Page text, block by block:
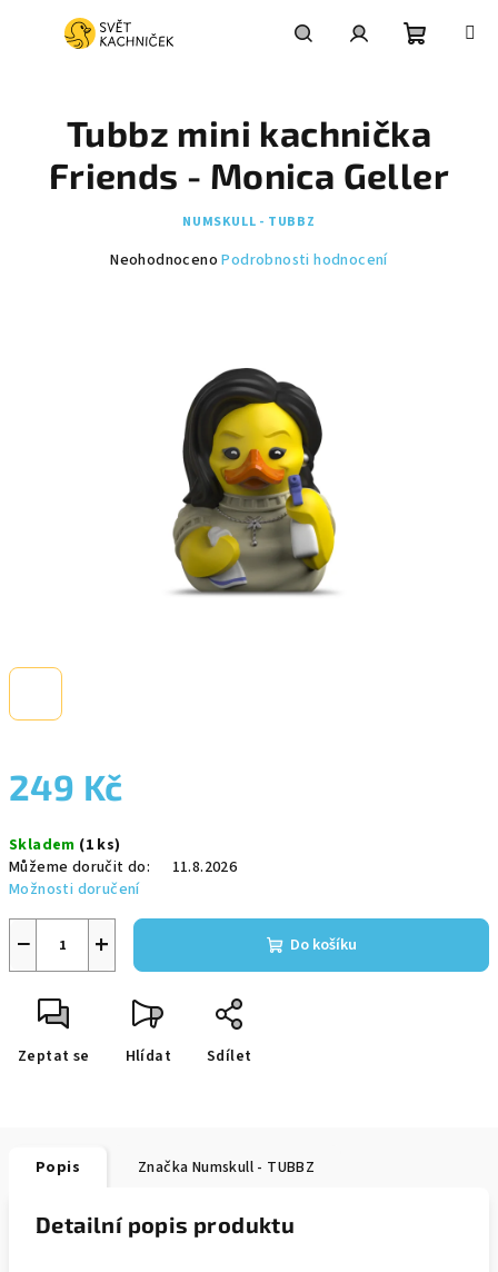
košík
249 Kč
cena:
Skladem (1 ks)
Můžeme doručit do:
11.8.2026
Možnosti doručení
+
− Do košíku
Zeptat se Hlídat Sdílet
Tubbz mini kachnička
Friends - Monica Geller
NUMSKULL - TUBBZ
Průměrné
hvězdiček.
Neohodnoceno Podrobnosti hodnocení
Popis Značka Numskull - TUBBZ
Detailní popis produktu